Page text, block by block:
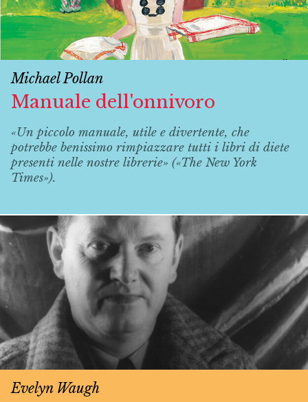
Michael Pollan
Manuale dell'onnivoro
«Un piccolo manuale, utile e divertente, che
potrebbe benissimo rimpiazzare tutti i libri di diete
presenti nelle nostre librerie» («The New York
Times»).
Evelyn Waugh